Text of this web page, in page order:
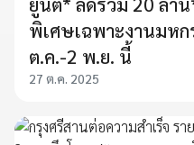
พิเศษเฉพาะงานมห
ต.ค.-2 พ.ย. นี้
27 ต.ค. 2025